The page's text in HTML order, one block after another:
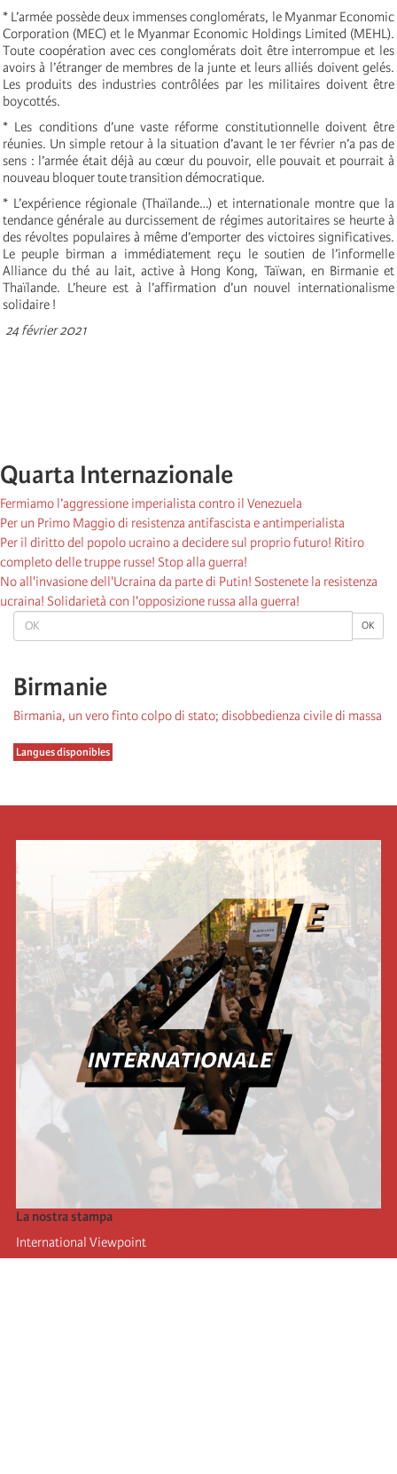
OK OK
Birmanie
Birmania, un vero finto colpo di stato; disobbedienza civile di massa
Langues disponibles
* L’armée possède deux immenses conglomérats, le Myanmar Economic
Corporation (MEC) et le Myanmar Economic Holdings Limited (MEHL).
Toute coopération avec ces conglomérats doit être interrompue et les
avoirs à l’étranger de membres de la junte et leurs alliés doivent gelés.
Les produits des industries contrôlées par les militaires doivent être
boycottés.
* Les conditions d’une vaste réforme constitutionnelle doivent être
réunies. Un simple retour à la situation d’avant le 1er février n’a pas de
sens : l’armée était déjà au cœur du pouvoir, elle pouvait et pourrait à
nouveau bloquer toute transition démocratique.
* L’expérience régionale (Thaïlande…) et internationale montre que la
tendance générale au durcissement de régimes autoritaires se heurte à
des révoltes populaires à même d’emporter des victoires significatives.
Le peuple birman a immédiatement reçu le soutien de l’informelle
Alliance du thé au lait, active à Hong Kong, Taïwan, en Birmanie et
Thaïlande. L’heure est à l’affirmation d’un nouvel internationalisme
solidaire !
24 février 2021
Quarta Internazionale
Fermiamo l’aggressione imperialista contro il Venezuela
Per un Primo Maggio di resistenza antifascista e antimperialista
Per il diritto del popolo ucraino a decidere sul proprio futuro! Ritiro
completo delle truppe russe! Stop alla guerra!
No all'invasione dell'Ucraina da parte di Putin! Sostenete la resistenza
ucraina! Solidarietà con l'opposizione russa alla guerra!
La nostra stampa
International Viewpoint